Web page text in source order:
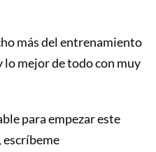
más del entrenamiento
lo mejor de todo con muy
para empezar este